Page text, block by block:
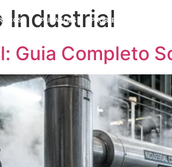
APLICAÇÕES PROBLEMAS E SOLUÇÕES
Industrial
Guia Completo